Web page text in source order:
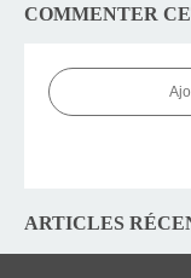
COMMENTER
ARTICLES